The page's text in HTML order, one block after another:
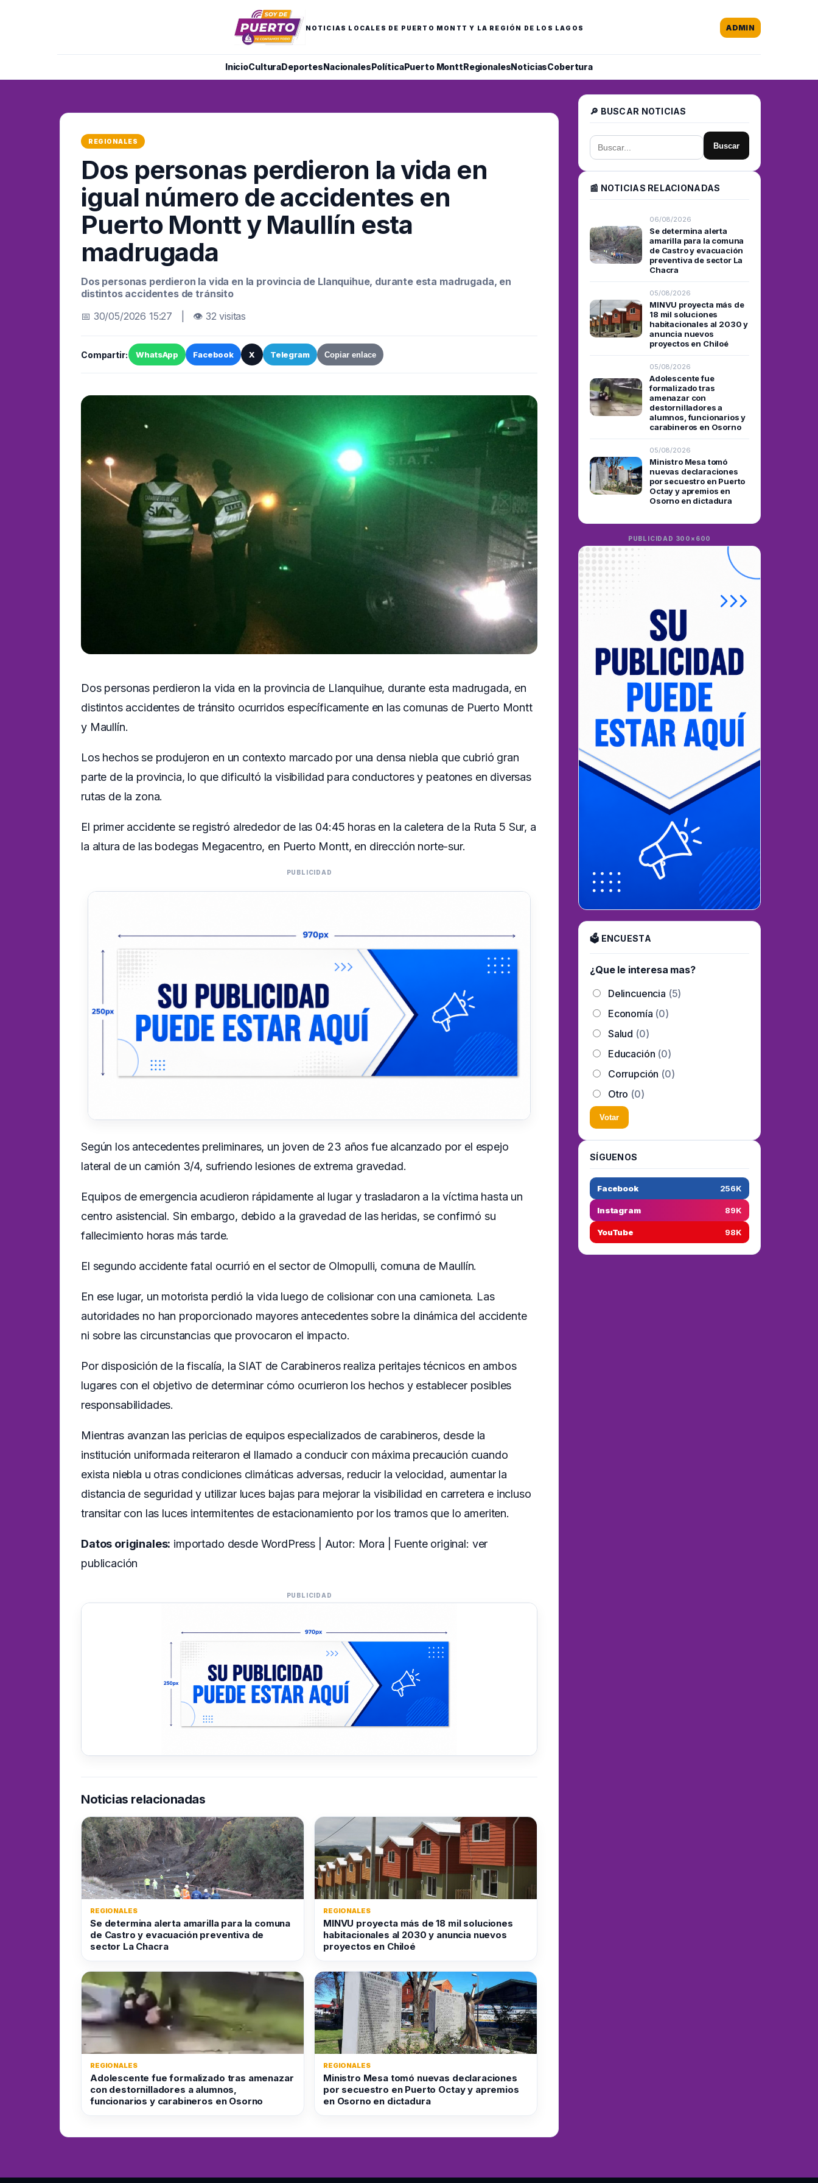
NOTICIAS LOCALES DE PUERTO MONTT Y LA REGIÓN DE LOS LAGOS
InicioCulturaDeportesNacionalesPolíticaPuerto MonttRegionalesNoticiasCobertura
ADMIN
REGIONALES
Dos personas perdieron la vida en
igual número de accidentes en
Puerto Montt y Maullín esta
madrugada
Dos personas perdieron la vida en la provincia de Llanquihue, durante esta madrugada, en
distintos accidentes de tránsito
📅 30/05/2026 15:27 | 👁 32 visitas
Compartir: WhatsApp Facebook X Telegram Copiar enlace
Dos personas perdieron la vida en la provincia de Llanquihue, durante esta madrugada, en
distintos accidentes de tránsito ocurridos específicamente en las comunas de Puerto Montt
y Maullín.
Los hechos se produjeron en un contexto marcado por una densa niebla que cubrió gran
parte de la provincia, lo que dificultó la visibilidad para conductores y peatones en diversas
rutas de la zona.
El primer accidente se registró alrededor de las 04:45 horas en la caletera de la Ruta 5 Sur, a
la altura de las bodegas Megacentro, en Puerto Montt, en dirección norte-sur.
PUBLICIDAD
Según los antecedentes preliminares, un joven de 23 años fue alcanzado por el espejo
lateral de un camión 3/4, sufriendo lesiones de extrema gravedad.
Equipos de emergencia acudieron rápidamente al lugar y trasladaron a la víctima hasta un
centro asistencial. Sin embargo, debido a la gravedad de las heridas, se confirmó su
fallecimiento horas más tarde.
El segundo accidente fatal ocurrió en el sector de Olmopulli, comuna de Maullín.
En ese lugar, un motorista perdió la vida luego de colisionar con una camioneta. Las
autoridades no han proporcionado mayores antecedentes sobre la dinámica del accidente
ni sobre las circunstancias que provocaron el impacto.
Por disposición de la fiscalía, la SIAT de Carabineros realiza peritajes técnicos en ambos
lugares con el objetivo de determinar cómo ocurrieron los hechos y establecer posibles
responsabilidades.
Mientras avanzan las pericias de equipos especializados de carabineros, desde la
institución uniformada reiteraron el llamado a conducir con máxima precaución cuando
exista niebla u otras condiciones climáticas adversas, reducir la velocidad, aumentar la
distancia de seguridad y utilizar luces bajas para mejorar la visibilidad en carretera e incluso
transitar con las luces intermitentes de estacionamiento por los tramos que lo ameriten.
Datos originales: importado desde WordPress | Autor: Mora | Fuente original: ver
publicación
PUBLICIDAD
Noticias relacionadas
REGIONALES
Se determina alerta amarilla para la comuna
de Castro y evacuación preventiva de
sector La Chacra
REGIONALES
MINVU proyecta más de 18 mil soluciones
habitacionales al 2030 y anuncia nuevos
proyectos en Chiloé
REGIONALES
Adolescente fue formalizado tras amenazar
con destornilladores a alumnos,
funcionarios y carabineros en Osorno
REGIONALES
Ministro Mesa tomó nuevas declaraciones
por secuestro en Puerto Octay y apremios
en Osorno en dictadura
🔎 BUSCAR NOTICIAS
Buscar
📰 NOTICIAS RELACIONADAS
06/08/2026
Se determina alerta
amarilla para la comuna
de Castro y evacuación
preventiva de sector La
Chacra
05/08/2026
MINVU proyecta más de
18 mil soluciones
habitacionales al 2030 y
anuncia nuevos
proyectos en Chiloé
05/08/2026
Adolescente fue
formalizado tras
amenazar con
destornilladores a
alumnos, funcionarios y
carabineros en Osorno
05/08/2026
Ministro Mesa tomó
nuevas declaraciones
por secuestro en Puerto
Octay y apremios en
Osorno en dictadura
PUBLICIDAD 300×600
🗳 ENCUESTA
¿Que le interesa mas?
Delincuencia (5)
Economía (0)
Salud (0)
Educación (0)
Corrupción (0)
Otro (0)
Votar
SÍGUENOS
Facebook 256K
Instagram 89K
YouTube 98K